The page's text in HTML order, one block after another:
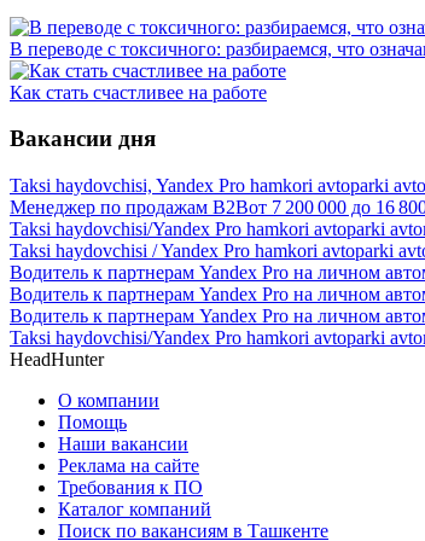
В переводе с токсичного: разбираемся, что
Как стать счастливее на работе
Вакансии дня
Taksi haydovchisi, Yandex Pro hamkori avtoparki
Менеджер по продажам B2Bот 7 200 000 до 16
Taksi haydovchisi/Yandex Pro hamkori avtoparki
Taksi haydovchisi / Yandex Pro hamkori avtoparki
Водитель к партнерам Yandex Pro на личном
Водитель к партнерам Yandex Pro на личном
Водитель к партнерам Yandex Pro на личном
Taksi haydovchisi/Yandex Pro hamkori avtoparki
HeadHunter
О компании
Помощь
Наши вакансии
Реклама на сайте
Требования к ПО
Каталог компаний
Поиск по вакансиям в Ташкенте